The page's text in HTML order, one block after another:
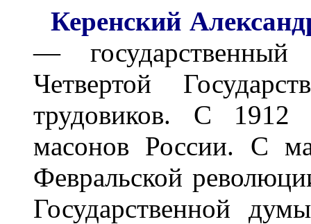
Керенский
— государственный
Четвертой
трудовиков. С 1912
масонов России. С
Февральской
Государственной